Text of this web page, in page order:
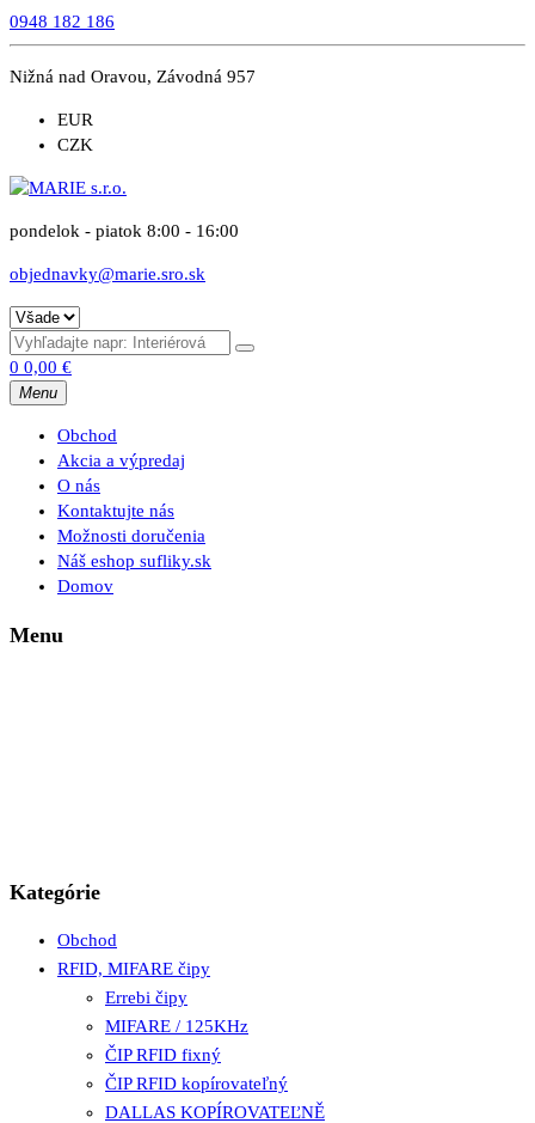
0948 182 186
Nižná nad Oravou, Závodná 957
EUR
CZK
pondelok - piatok 8:00 - 16:00
objednavky@marie.sro.sk
0 0,00 €
Menu
Obchod
Akcia a výpredaj
O nás
Kontaktujte nás
Možnosti doručenia
Náš eshop sufliky.sk
Domov
Menu
Kategórie
Obchod
RFID, MIFARE čipy
Errebi čipy
MIFARE / 125KHz
ČIP RFID fixný
ČIP RFID kopírovateľný
DALLAS KOPÍROVATEĽNĚ